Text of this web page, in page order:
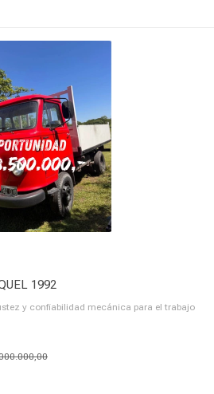
1992
y confiabilidad mecánica para el trabajo